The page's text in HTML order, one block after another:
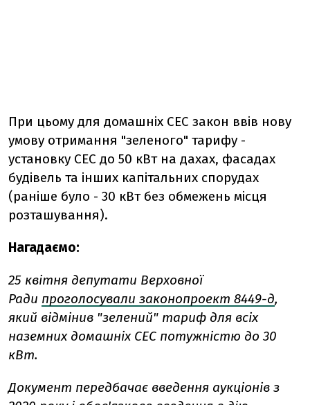
При цьому для домашніх СЕС закон ввів нову
умову отримання "зеленого" тарифу -
установку СЕС до 50 кВт на дахах, фасадах
будівель та інших капітальних спорудах
(раніше було - 30 кВт без обмежень місця
розташування).
Нагадаємо:
25 квітня депутати Верховної
Ради проголосували законопроект 8449-д,
який відмінив "зелений" тариф для всіх
наземних домашніх СЕС потужністю до 30
кВт.
Документ передбачає введення аукціонів з